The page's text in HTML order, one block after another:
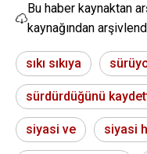
Bu haber kaynaktan
kaynağından
sıkı sıkıya
sürdürdüğünü
siyasi ve siyasi